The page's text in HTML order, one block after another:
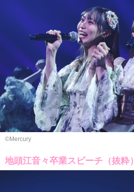
©Mercury
地頭江音々卒業スピーチ（抜粋）